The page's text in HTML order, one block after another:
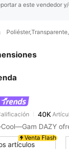
a este vendedor
pagó Hace 1 día
40K
Venta Flash
artículos